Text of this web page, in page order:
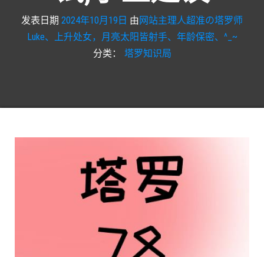
发表日期 2024年10月19日 由网站主理人超准の塔罗师
Luke、上升处女，月亮太阳皆射手、年龄保密、^_~
分类：
塔罗知识局